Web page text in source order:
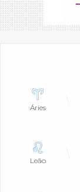
Áries
Leão